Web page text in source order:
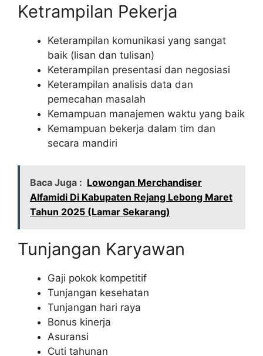
Ketrampilan Pekerja
Keterampilan komunikasi yang sangat
baik (lisan dan tulisan)
Keterampilan presentasi dan negosiasi
Keterampilan analisis data dan
pemecahan masalah
Kemampuan manajemen waktu yang baik
Kemampuan bekerja dalam tim dan
secara mandiri
Baca Juga : Lowongan Merchandiser
Alfamidi Di Kabupaten Rejang Lebong Maret
Tahun 2025 (Lamar Sekarang)
Tunjangan Karyawan
Gaji pokok kompetitif
Tunjangan kesehatan
Tunjangan hari raya
Bonus kinerja
Asuransi
Cuti tahunan